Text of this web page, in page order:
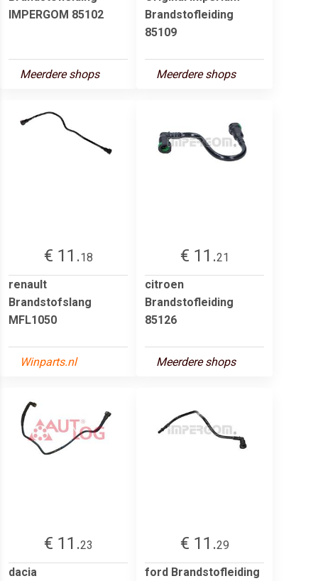
IMPERGOM 85102
Meerdere shops
Brandstofleiding
85109
Meerdere shops
€ 11.18
renault
Brandstofslang
MFL1050
Winparts.nl
€ 11.21
citroen
Brandstofleiding
85126
Meerdere shops
€ 11.23
dacia
€ 11.29
ford Brandstofleiding